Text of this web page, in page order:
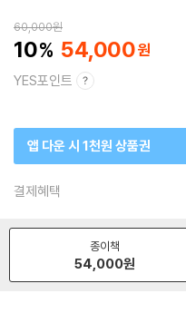
60,000원
10 54,000
YES포인트
앱 다운 시 1천원 상품권
결제혜택
종이책
54,000원